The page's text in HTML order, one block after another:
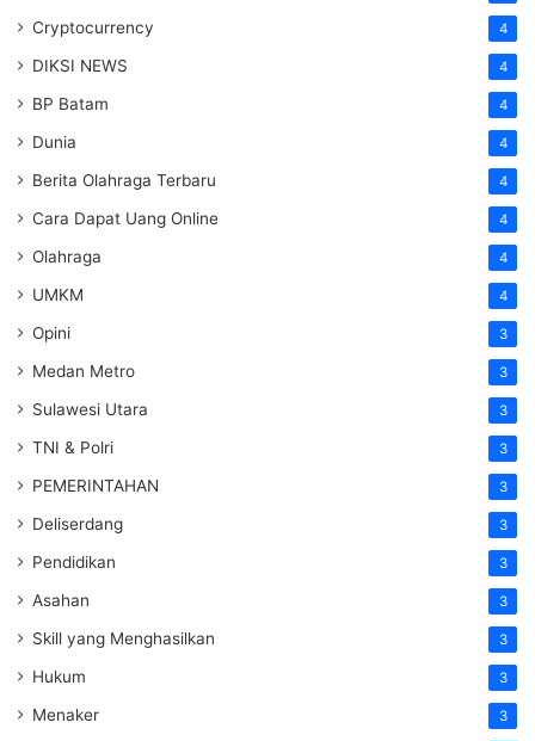
Cryptocurrency 4
DIKSI NEWS 4
BP Batam 4
Dunia 4
Berita Olahraga Terbaru 4
Cara Dapat Uang Online 4
Olahraga 4
UMKM 4
Opini 3
Medan Metro 3
Sulawesi Utara 3
TNI & Polri 3
PEMERINTAHAN 3
Deliserdang 3
Pendidikan 3
Asahan 3
Skill yang Menghasilkan 3
Hukum 3
Menaker 3